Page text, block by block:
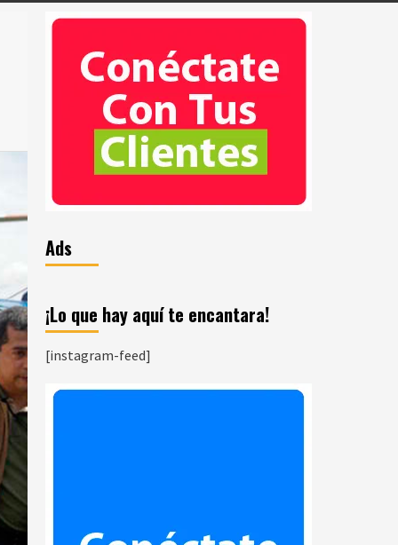
Ads
¡Lo que hay aquí te encantara!
[instagram-feed]